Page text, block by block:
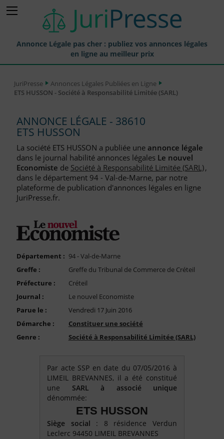
Annonce Légale pas cher : publiez vos annonces légales
en ligne au meilleur prix
Annonces Légales Publiées
Journaux Habilités (JAL) Annonces Légales
Départements pour la Publication d'Annonces Légales
Liste des Greffes
Liste des CCI
FAQ
Compte PRO
JuriPresse
Annonces Légales Publiées en Ligne
ETS HUSSON - Société à Responsabilité Limitée (SARL)
ANNONCE LÉGALE - 38610
ETS HUSSON
La société ETS HUSSON a publiée une annonce légale
dans le journal habilité annonces légales Le nouvel
Economiste de Société à Responsabilité Limitée (SARL),
dans le département 94 - Val-de-Marne, par notre
plateforme de publication d'annonces légales en ligne
JuriPresse.fr.
Département : 94 - Val-de-Marne
Greffe :
Greffe du Tribunal de Commerce de Créteil
Préfecture :
Créteil
Journal :
Le nouvel Economiste
Parue le :
Vendredi 17 Juin 2016
Démarche :
Constituer une société
Genre :
Société à Responsabilité Limitée (SARL)
Par acte SSP en date du 07/05/2016 à
LIMEIL BREVANNES, il a été constitué
une SARL à associé unique
dénommée:
ETS HUSSON
Siège social : 8 résidence Verdun
Leclerc 94450 LIMEIL BREVANNES